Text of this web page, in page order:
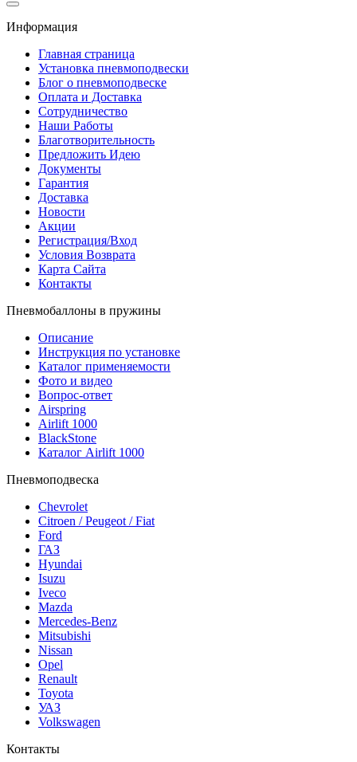
Информация
Главная страница
Установка пневмоподвески
Блог о пневмоподвеске
Оплата и Доставка
Сотрудничество
Наши Работы
Благотворительность
Предложить Идею
Документы
Гарантия
Доставка
Новости
Акции
Регистрация/Вход
Условия Возврата
Карта Сайта
Контакты
Пневмобаллоны в пружины
Описание
Инструкция по установке
Каталог применяемости
Фото и видео
Вопрос-ответ
Airspring
Airlift 1000
BlackStone
Каталог Airlift 1000
Пневмоподвеска
Chevrolet
Citroen / Peugeot / Fiat
Ford
ГАЗ
Hyundai
Isuzu
Iveco
Mazda
Mercedes-Benz
Mitsubishi
Nissan
Opel
Renault
Toyota
УАЗ
Volkswagen
Контакты